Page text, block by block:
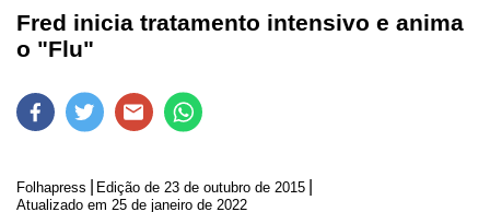
Fred inicia tratamento intensivo e anima
o "Flu"
Folhapress Edição de 23 de outubro de 2015
Atualizado em 25 de janeiro de 2022